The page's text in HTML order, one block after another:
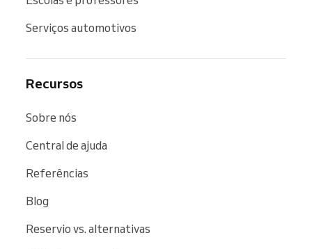
Serviços automotivos
Recursos
Sobre nós
Central de ajuda
Referências
Blog
Reservio vs. alternativas